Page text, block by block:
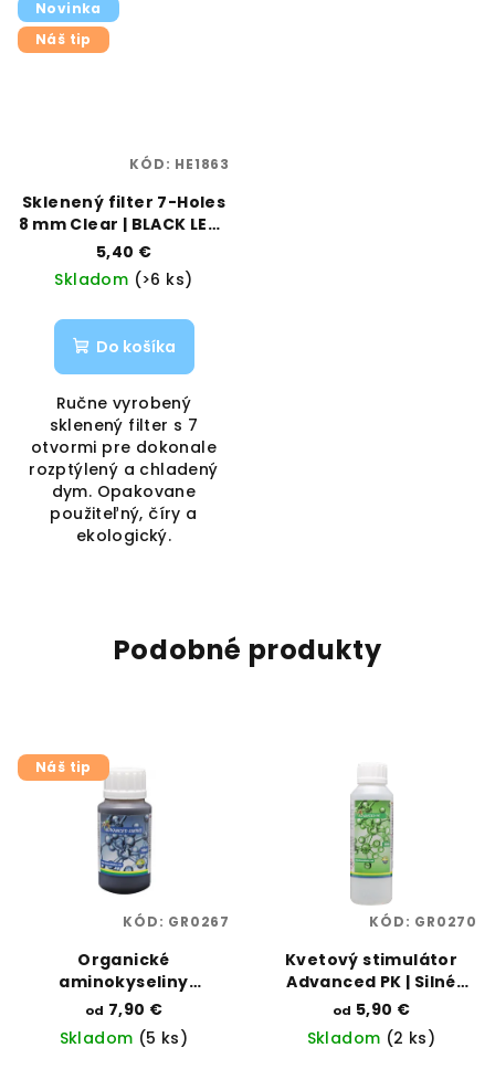
Novinka
Náš tip
Sklenený filter 7-Holes
8 mm Clear | BLACK LEAF
| VAPORAMA
5,40 €
Skladom (>6 ks)
Do košíka
Ručne vyrobený
sklenený filter s 7
otvormi pre dokonale
rozptýlený a chladený
dym. Opakovane
použiteľný, číry a
ekologický.
KÓD: HE1863
Podobné produkty
Náš tip
Organické
aminokyseliny
Advanced Amino |
Podpora rastu a vitality
| Advanced
od 7,90 €
Skladom (5 ks)
KÓD: GR0267
Kvetový stimulátor
Advanced PK | Silné
kvitnutie a bohatý
výnos | Advanced
Hydroponics |
od 5,90 €
Skladom (2 ks)
KÓD: GR0270